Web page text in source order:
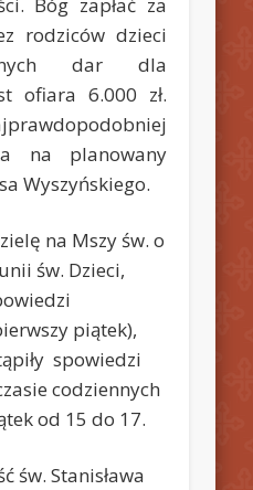
rodziców dzieci
dar dla
ofiara 6.000 zł.
na planowany
Wyszyńskiego.
na Mszy św. o
św. Dzieci,
piątek),
spowiedzi
codziennych
od 15 do 17.
św. Stanisława